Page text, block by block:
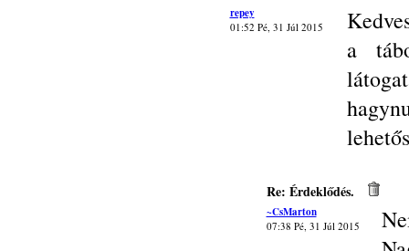
repey
01:52 Pé, 31 Júl 2015
a
Re: Érdeklődés.
~CsMarton
07:38 Pé, 31 Júl 2015